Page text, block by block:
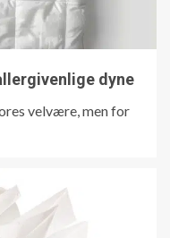
dyne
velvære, men for